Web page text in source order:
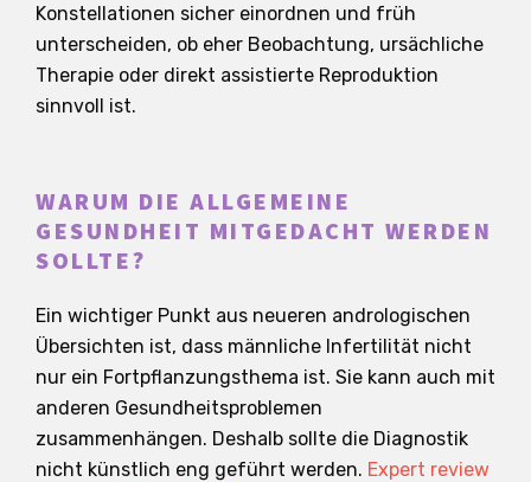
Konstellationen sicher einordnen und früh
unterscheiden, ob eher Beobachtung, ursächliche
Therapie oder direkt assistierte Reproduktion
sinnvoll ist.
WARUM DIE ALLGEMEINE
GESUNDHEIT MITGEDACHT WERDEN
SOLLTE?
Ein wichtiger Punkt aus neueren andrologischen
Übersichten ist, dass männliche Infertilität nicht
nur ein Fortpflanzungsthema ist. Sie kann auch mit
anderen Gesundheitsproblemen
zusammenhängen. Deshalb sollte die Diagnostik
nicht künstlich eng geführt werden. Expert review